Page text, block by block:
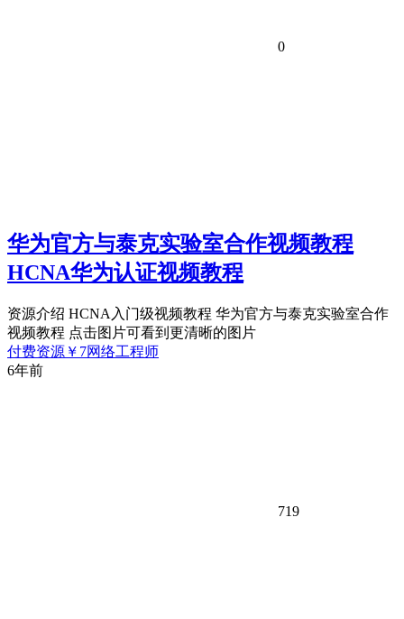
0
华为官方与泰克实验室合作视频教程
HCNA华为认证视频教程
资源介绍 HCNA入门级视频教程 华为官方与泰克实验室合作
视频教程 点击图片可看到更清晰的图片
付费资源 ￥ 7网络工程师
6年前
719